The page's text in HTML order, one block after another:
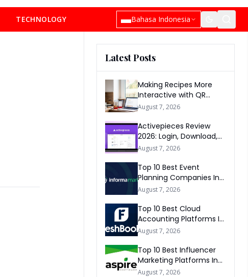
TECHNOLOGY Bahasa Indonesia
Latest Posts
Making Recipes More
Interactive with QR
Codes
August 7, 2026
Activepieces Review
2026: Login, Download,
AI, Pricing, Automation &
August 7, 2026
Top 10 Best Event
Planning Companies In
The World 2026
August 7, 2026
Top 10 Best Cloud
Accounting Platforms In
The World 2026
August 7, 2026
Top 10 Best Influencer
Marketing Platforms In
The World 2026
August 7, 2026